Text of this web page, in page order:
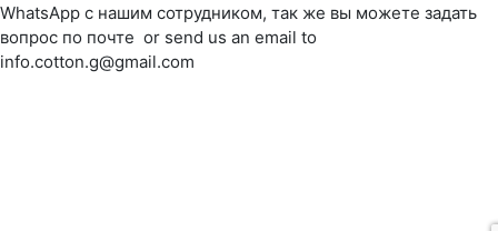
WhatsApp с нашим сотрудником, так же вы можете задать
вопрос по почте or send us an email to
info.cotton.g@gmail.com